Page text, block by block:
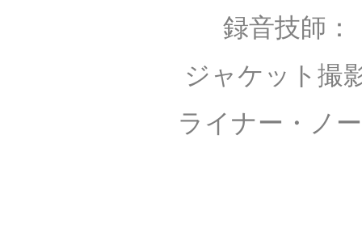
録音技師： ハイン
ジャケット撮影
ライナー・ノー